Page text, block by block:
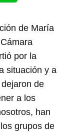
de María
por la
situación y a
de
a los
han
grupos de